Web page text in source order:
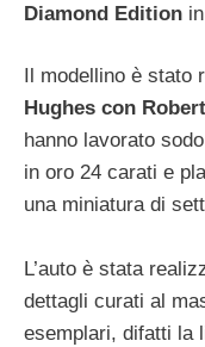
Diamond Edition
Il modellino è
Hughes con
hanno lavorato
in oro 24 carati e
una miniatura di
L’auto è stata
dettagli curati al
esemplari, difatti la